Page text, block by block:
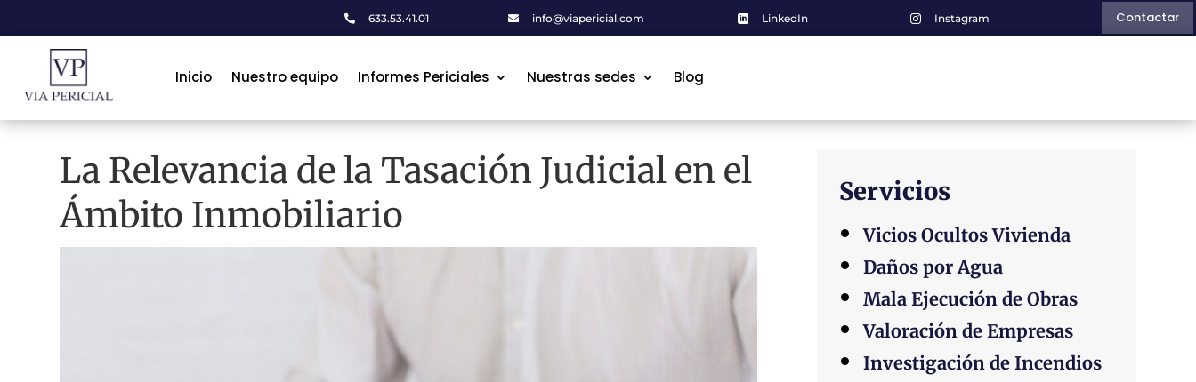
 633.53.41.01  info@viapericial.com  LinkedIn  Instagram Contactar
Inicio Nuestro equipo Informes Periciales Nuestras sedes Blog
Inicio Nuestro equipo Informes Periciales Nuestras sedes Blog
La Relevancia de la Tasación Judicial en el
Ámbito Inmobiliario
Servicios
Vicios Ocultos Vivienda
Daños por Agua
Mala Ejecución de Obras
Valoración de Empresas
Investigación de Incendios